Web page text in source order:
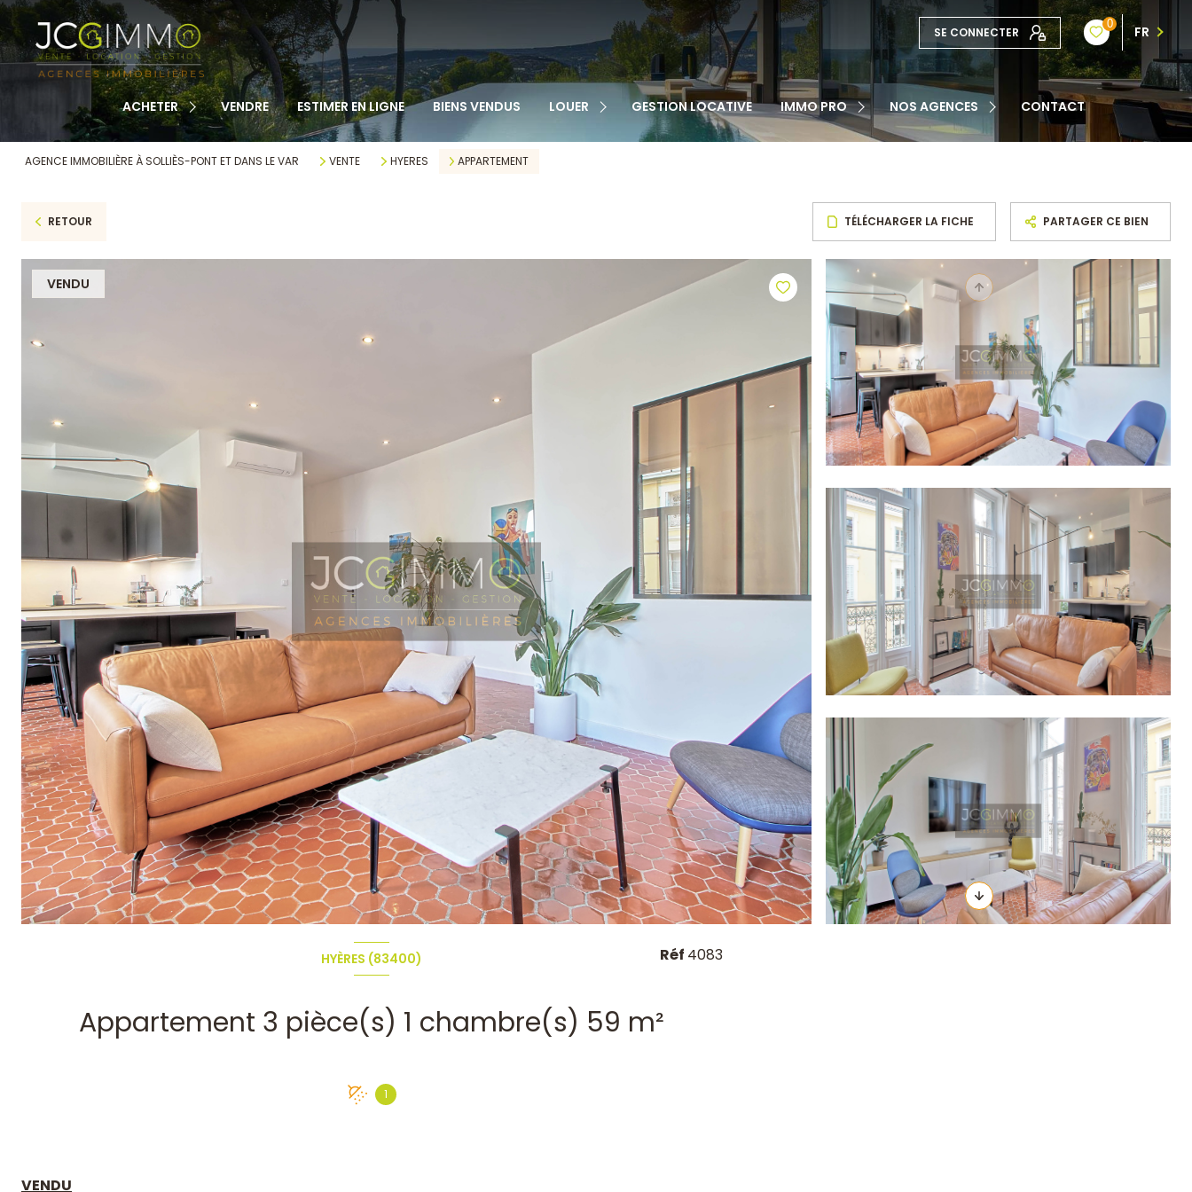
SE CONNECTER
0 FR
ACHETER
TOUS NOS BIENS
APPARTEMENTS
MAISONS
TERRAINS
CABANONS
VENDRE ESTIMER EN LIGNE BIENS VENDUS LOUER
APPARTEMENTS
MAISONS
GESTION LOCATIVE IMMO PRO
VENTE
LOCATION
NOS AGENCES
NOTRE ÉQUIPE
CONTACT
AGENCE IMMOBILIÈRE À SOLLIÈS-PONT ET DANS LE VAR VENTE HYERES APPARTEMENT
RETOUR TÉLÉCHARGER LA FICHE PARTAGER CE BIEN
VENDU
HYÈRES (83400)
Appartement 3 pièce(s) 1 chambre(s) 59 m²
1
Réf 4083
VENDU